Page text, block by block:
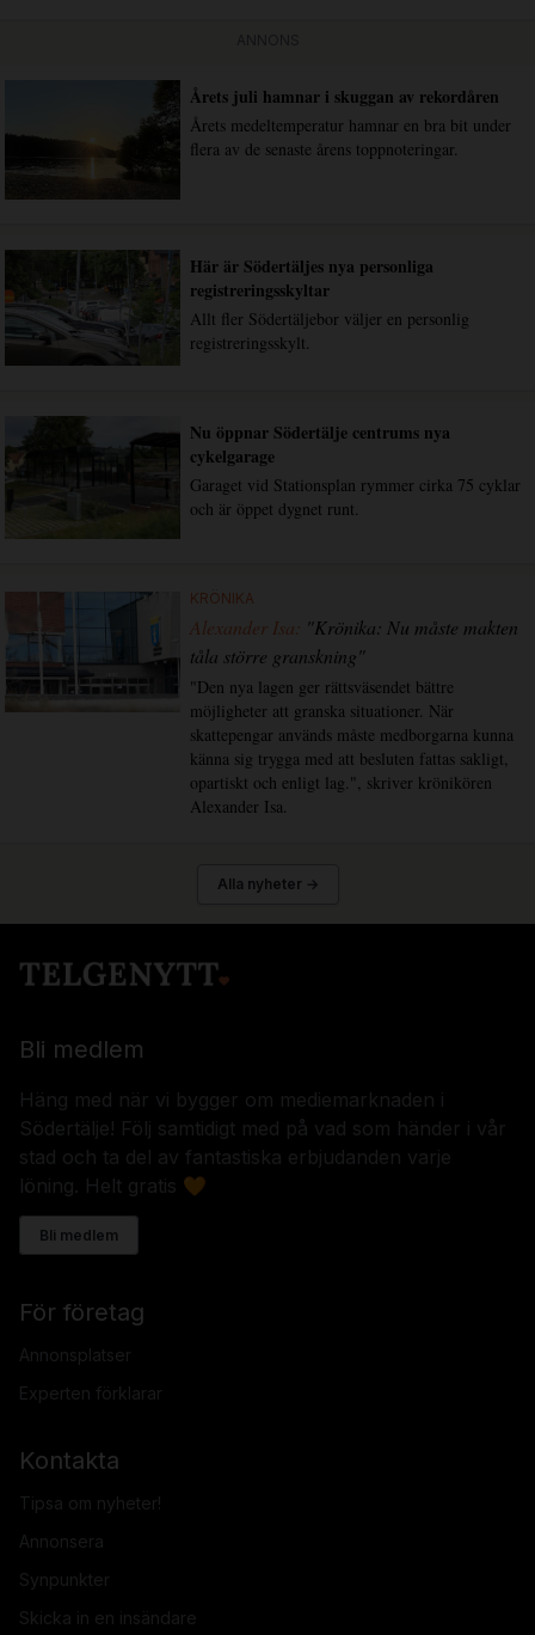
Årets juli hamnar i skuggan av rekordåren
Årets medeltemperatur hamnar en bra bit under
flera av de senaste årens toppnoteringar.
Här är Södertäljes nya personliga
registreringsskyltar
Allt fler Södertäljebor väljer en personlig
registreringsskylt.
Nu öppnar Södertälje centrums nya
cykelgarage
Garaget vid Stationsplan rymmer cirka 75 cyklar
och är öppet dygnet runt.
KRÖNIKA
Alexander Isa: "Krönika: Nu måste makten
tåla större granskning"
"Den nya lagen ger rättsväsendet bättre
möjligheter att granska situationer. När
skattepengar används måste medborgarna kunna
känna sig trygga med att besluten fattas sakligt,
opartiskt och enligt lag.", skriver krönikören
Alexander Isa.
Alla nyheter →
Bli medlem
Häng med när vi bygger om mediemarknaden i
Södertälje! Följ samtidigt med på vad som händer i vår
stad och ta del av fantastiska erbjudanden varje
löning. Helt gratis 🧡
Bli medlem
För företag
Annonsplatser
Experten förklarar
Kontakta
Tipsa om nyheter!
Annonsera
Synpunkter
Skicka in en insändare